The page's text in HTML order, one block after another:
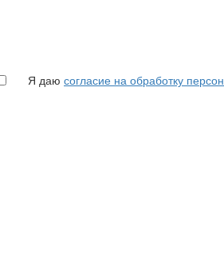
Я даю согласие на обработку